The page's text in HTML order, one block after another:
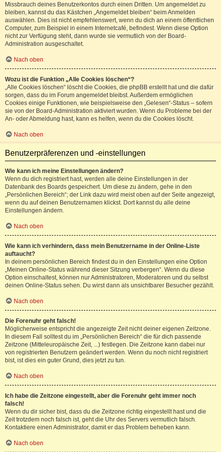
Missbrauch deines Benutzerkontos durch einen Dritten. Um angemeldet zu
bleiben, kannst du das Kästchen „Angemeldet bleiben“ beim Anmelden
auswählen. Dies ist nicht empfehlenswert, wenn du dich an einem öffentlichen
Computer, zum Beispiel in einem Internetcafé, befindest. Wenn diese Option
nicht zur Verfügung steht, dann wurde sie vermutlich von der Board-
Administration ausgeschaltet.
Nach oben
Wozu ist die Funktion „Alle Cookies löschen“?
„Alle Cookies löschen“ löscht die Cookies, die phpBB erstellt hat und die dafür
sorgen, dass du im Forum angemeldet bleibst. Außerdem ermöglichen
Cookies einige Funktionen, wie beispielsweise den „Gelesen“-Status – sofern
sie von der Board-Administration aktiviert wurden. Wenn du Probleme bei der
An- oder Abmeldung hast, kann es helfen, wenn du die Cookies löscht.
Nach oben
Benutzerpräferenzen und -einstellungen
Wie kann ich meine Einstellungen ändern?
Wenn du dich registriert hast, werden alle deine Einstellungen in der
Datenbank des Boards gespeichert. Um diese zu ändern, gehe in den
„Persönlichen Bereich“; der Link dazu wird meist oben auf der Seite angezeigt,
wenn du auf deinen Benutzernamen klickst. Dort kannst du alle deine
Einstellungen ändern.
Nach oben
Wie kann ich verhindern, dass mein Benutzername in der Online-Liste
auftaucht?
In deinem persönlichen Bereich findest du in den Einstellungen eine Option
„Meinen Online-Status während dieser Sitzung verbergen“. Wenn du diese
Option einschaltest, können nur Administratoren, Moderatoren und du selbst
deinen Online-Status sehen. Du wirst dann als unsichtbarer Besucher gezählt.
Nach oben
Die Forenuhr geht falsch!
Möglicherweise entspricht die angezeigte Zeit nicht deiner eigenen Zeitzone.
In diesem Fall solltest du im „Persönlichen Bereich“ die für dich passende
Zeitzone (Mitteleuropäische Zeit, ...) festlegen. Die Zeitzone kann dabei nur
von registrierten Benutzern geändert werden. Wenn du noch nicht registriert
bist, ist dies ein guter Grund, dies jetzt zu tun.
Nach oben
Ich habe die Zeitzone eingestellt, aber die Forenuhr geht immer noch
falsch!
Wenn du dir sicher bist, dass du die Zeitzone richtig eingestellt hast und die
Zeit trotzdem noch falsch ist, geht die Uhr des Servers vermutlich falsch.
Kontaktiere einen Administrator, damit er das Problem beheben kann.
Nach oben